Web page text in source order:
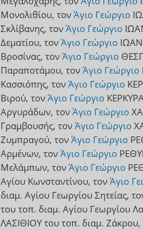
Μονολιθίου, τον Άγιο Γεώργιο
Σκλίβανης, τον Άγιο Γεώργιο
Δεματίου, τον Άγιο Γεώργιο
Βροσίνας, τον Άγιο Γεώργιο
Παραποτάμου, τον Άγιο Γεώργιο
Κασσιόπης, τον Άγιο Γεώργιο
Βιρού, τον Άγιο Γεώργιο
Αργυράδων, τον Άγιο Γεώργιο
Γραμβουσής, τον Άγιο Γεώργιο
Ζυμπραγού, τον Άγιο Γεώργιο
Αρμένων, τον Άγιο Γεώργιο
Μελάμπων, τον Άγιο Γεώργιο
Αγίου Κωνσταντίνου, τον Άγιο
διαμ. Αγίου Γεωργίου Σητείας,
του τοπ. διαμ. Αγίου Γεωργίου
ΛΑΣΙΘΙΟΥ του τοπ. διαμ. Ζάκρου,